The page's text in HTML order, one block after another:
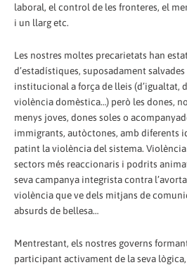
laboral, el control de les fronteres, el
i un llarg etc.
Les nostres moltes precarietats han
d’estadístiques, suposadament
institucional a força de lleis (d’igualtat,
violència domèstica…) però les dones,
menys joves, dones soles o
immigrants, autòctones, amb diferents
patint la violència del sistema.
sectors més reaccionaris i podrits
seva campanya integrista contra
violència que ve dels mitjans de
absurds de bellesa…
Mentrestant, els nostres governs
participant activament de la seva